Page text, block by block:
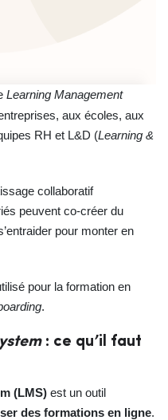
Learning Management
aux écoles, aux
RH et L&D (Learning &
collaboratif
peuvent co-créer du
pour monter en
pour la formation en
.
: ce qu’il faut
(LMS) est un outil
des formations en ligne.